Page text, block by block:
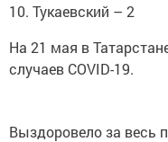
10. Тукаевский – 2
На 21 мая в
случаев COVID-19.
Выздоровело за весь